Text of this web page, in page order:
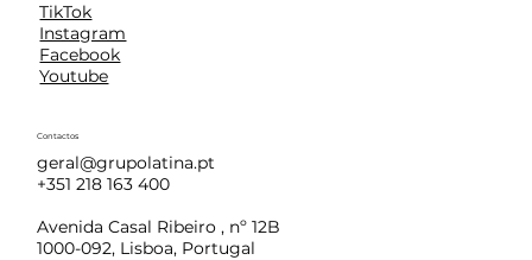
TikTok
Instagram
Facebook
Youtube
Contactos
geral@grupolatina.pt
+351 218 163 400
Avenida Casal Ribeiro , nº 12B
1000-092, Lisboa, Portugal